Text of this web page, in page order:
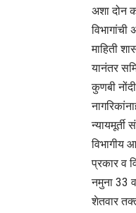
अशा दोन
माहिती
यानंतर
कुणबी
विभागीय
प्रकार व
नमुना 33
शेतवार